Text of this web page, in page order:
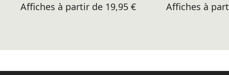
Affiches à partir de 19,95 € Affiches à